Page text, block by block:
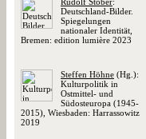
Deutschland-Bilder.
Spiegelungen
nationaler Identität,
Bremen: edition lumière 2023
Steffen Höhne (Hg.):
Kulturpolitik in
Ostmittel- und
Südosteuropa (1945-
2015), Wiesbaden: Harrassowitz
2019